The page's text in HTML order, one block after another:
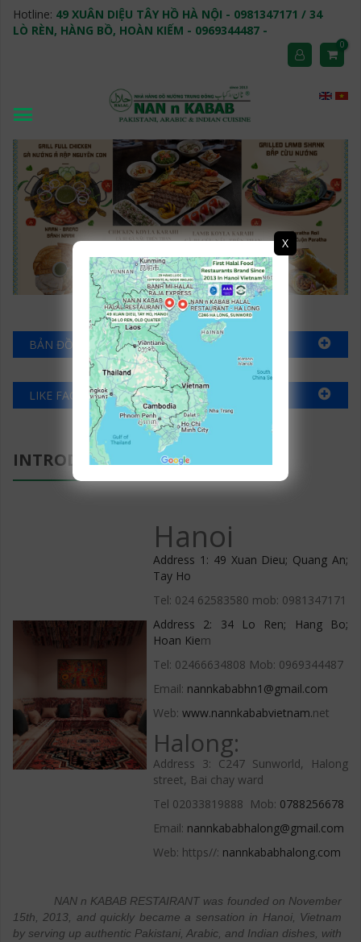
Hotline: 49 XUÂN DIỆU TÂY HỒ HÀ NỘI - 0981347171 / 34
LÒ RÈN, HÀNG BỒ, HOÀN KIẾM - 0969344487 -
0
BẢN ĐỒ
LIKE FACEBOOK
INTRODUCTION
Hanoi
Address 1: 49 Xuan Dieu; Quang An;
Tay Ho
Tel: 024 62583580 mob: 0981347171
Address 2: 34 Lo Ren; Hang Bo;
Hoan Kiem
Tel: 02466634808 Mob: 0969344487
Email: nannkababhn1@gmail.com
Web: www.nannkababvietnam.net
Halong:
Address 3: C247 Sunworld, Halong
street, Bai chay ward
Tel 02033819888 Mob: 0788256678
Email: nannkababhalong@gmail.com
Web: https//: nannkababhalong.com
NAN n KABAB RESTAIRANT was founded on November
15th, 2013, and quickly became a sensation in Hanoi, Vietnam
by serving up authentic Pakistani, Arabic, and Indian dishes, with
X